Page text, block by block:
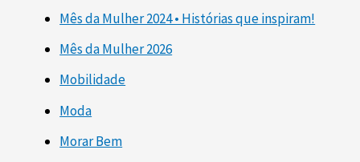
Mês da Mulher 2024 • Histórias que inspiram!
Mês da Mulher 2026
Mobilidade
Moda
Morar Bem